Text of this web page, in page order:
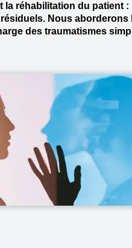
réhabilitation du patient
Nous
des traumatismes